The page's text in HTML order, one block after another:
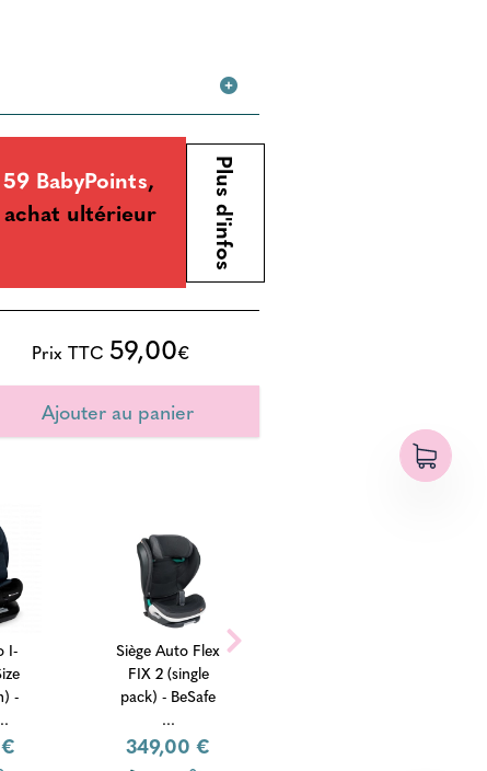
BabyPoints,
ultérieur
Plus d'infos
Prix TTC 59,00€
I-
-
Siège Auto Flex
FIX 2 (single
pack) - BeSafe
...
349,00 €